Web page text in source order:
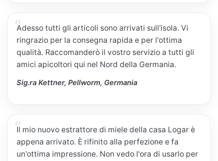
Adesso tutti gli articoli sono arrivati sull'isola. Vi
ringrazio per la consegna rapida e per l'ottima
qualità. Raccomanderò il vostro servizio a tutti gli
amici apicoltori qui nel Nord della Germania.
Sig.ra Kettner, Pellworm, Germania
Il mio nuovo estrattore di miele della casa Logar è
appena arrivato. È rifinito alla perfezione e fa
un'ottima impressione. Non vedo l'ora di usarlo per